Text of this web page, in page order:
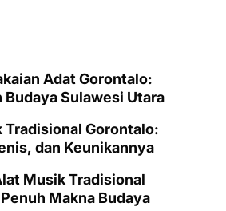
Adat Gorontalo:
Budaya Sulawesi Utara
Tradisional Gorontalo:
dan Keunikannya
Musik Tradisional
Makna Budaya